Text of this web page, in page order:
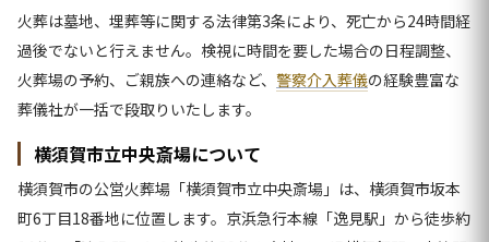
火葬は墓地、埋葬等に関する法律第3条により、死亡から24時間経
過後でないと行えません。検視に時間を要した場合の日程調整、
火葬場の予約、ご親族への連絡など、 警察介入葬儀の経験豊富な
葬儀社が一括で段取りいたします。
横須賀市立中央斎場について
横須賀市の公営火葬場「横須賀市立中央斎場」は、横須賀市坂本
町6丁目18番地に位置します。京浜急行本線「逸見駅」から徒歩約